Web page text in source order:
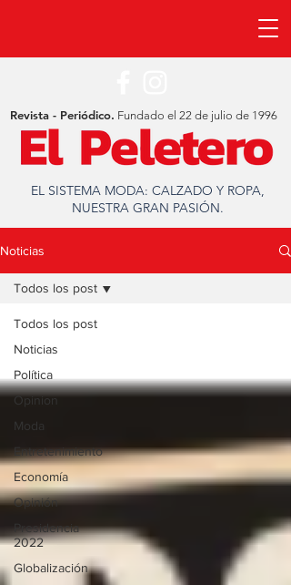
EL SISTEMA MODA: CALZADO Y ROPA,
NUESTRA GRAN PASIÓN.
Revista - Periódico. Fundado el 22 de julio de 1996
Noticias
Todos los post
Noticias
Política
Opinion
Moda
Entretenimiento
Economía
Opinión
Presidencia
2022
Globalización
Todos los post